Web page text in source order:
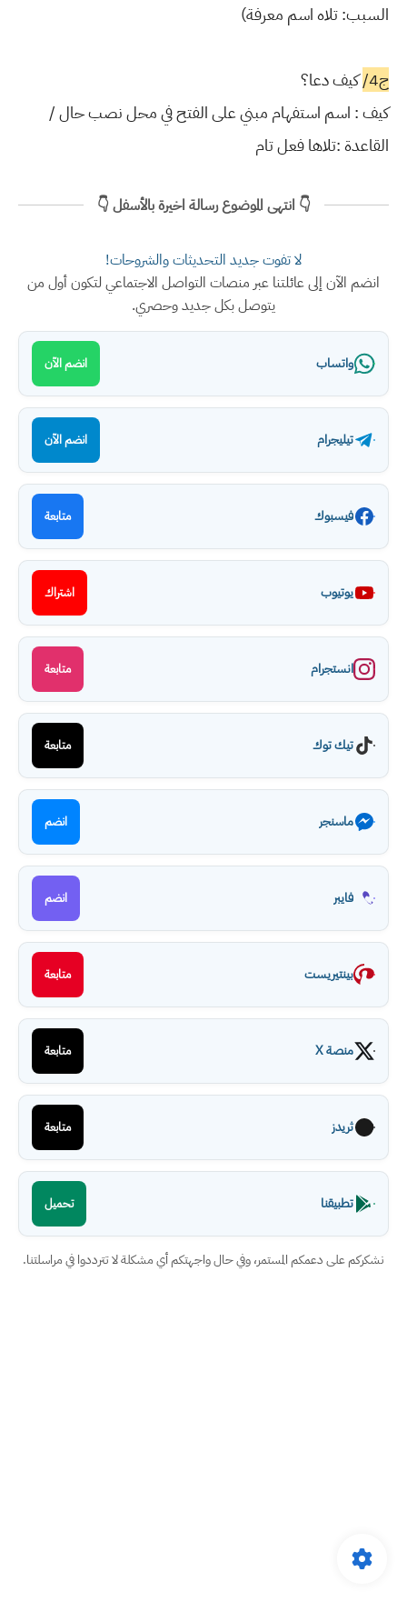
السبب: تلاه اسم معرفة)
ج4/
كيف دعا؟
كيف : اسم استفهام مبني على الفتح في محل نصب حال /
القاعدة :تلاها فعل تام
👇 انتهى الموضوع رسالة اخيرة بالأسفل 👇
لا تفوت جديد التحديثات والشروحات!
انضم الآن إلى عائلتنا عبر منصات التواصل الاجتماعي لتكون أول من
يتوصل بكل جديد وحصري.
واتساب انضم الآن
تيليجرام انضم الآن
فيسبوك متابعة
يوتيوب اشتراك
انستجرام متابعة
تيك توك متابعة
ماسنجر انضم
فايبر انضم
بينتيريست متابعة
منصة X متابعة
ثريدز متابعة
تطبيقنا تحميل
نشكركم على دعمكم المستمر، وفي حال واجهتكم أي مشكلة لا تترددوا في مراسلتنا.